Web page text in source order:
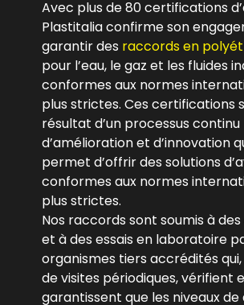
Avec plus de 80 certifications
Plastitalia confirme son
garantir des raccords en
pour l’eau, le gaz et les fluides
conformes aux normes
plus strictes. Ces certifications
résultat d’un processus continu
d’amélioration et d’innovation
permet d’offrir des solutions
conformes aux normes
plus strictes.
Nos raccords sont soumis à
et à des essais en laboratoire
organismes tiers accrédités
de visites périodiques, vérifient
garantissent que les niveaux de